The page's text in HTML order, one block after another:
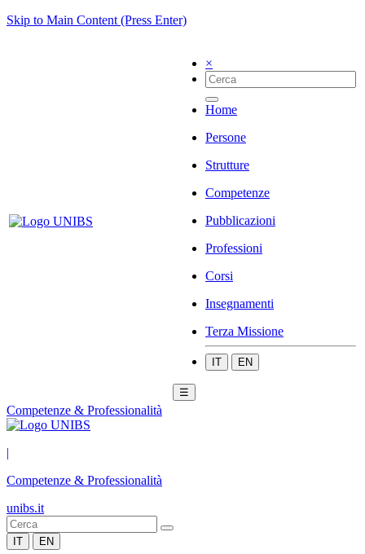
Skip to Main Content (Press Enter)
×
Home
Persone
Strutture
Competenze
Pubblicazioni
Professioni
Corsi
Insegnamenti
Terza Missione
IT EN
☰
Competenze & Professionalità
|
Competenze & Professionalità
unibs.it
IT EN